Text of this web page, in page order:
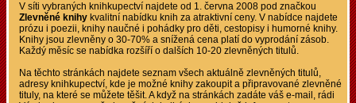
V síti vybraných knihkupectví najdete od 1. června 2008 pod značkou
Zlevněné knihy kvalitní nabídku knih za atraktivní ceny. V nabídce najdete
prózu i poezii, knihy naučné i pohádky pro děti, cestopisy i humorné knihy.
Knihy jsou zlevněny o 30-70% a snížená cena platí do vyprodání zásob.
Každý měsíc se nabídka rozšíří o dalších 10-20 zlevněných titulů.
Na těchto stránkách najdete seznam všech aktuálně zlevněných titulů,
adresy knihkupectví, kde je možné knihy zakoupit a připravované zlevněné
tituly, na které se můžete těšit. A když na stránkách zadáte váš e-mail, rádi